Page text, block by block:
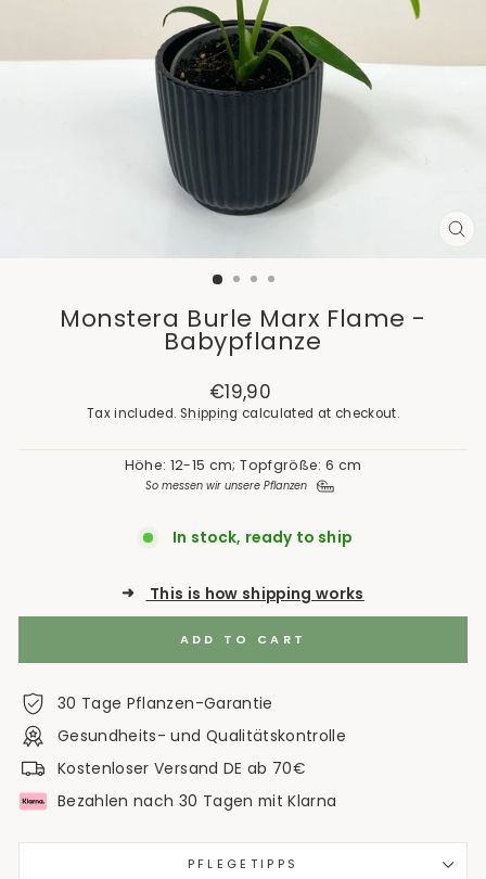
Monstera Burle Marx Flame -
Babypflanze
Regular
price
€19,90
Tax included. Shipping calculated at checkout.
Höhe: 12-15 cm; Topfgröße: 6 cm
So messen wir unsere Pflanzen
In stock, ready to ship
➜ This is how shipping works
ADD TO CART
30 Tage Pflanzen-Garantie
Gesundheits- und Qualitätskontrolle
Kostenloser Versand DE ab 70€
Bezahlen nach 30 Tagen mit Klarna
PFLEGETIPPS